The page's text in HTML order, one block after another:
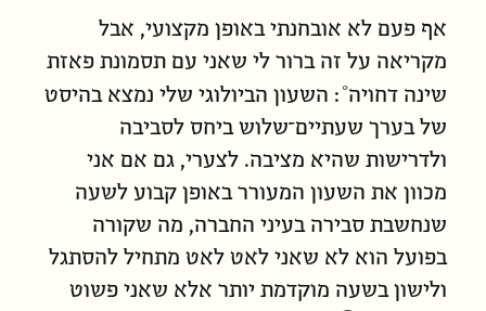
אף פעם לא אובחנתי באופן מקצועי, אבל
מקריאה על זה ברור לי שאני עם תסמונת פאזת
שינה דחויה : השעון הביולוגי שלי נמצא בהיסט
של בערך שעתיים־שלוש ביחס לסביבה
ולדרישות שהיא מציבה. לצערי, גם אם אני
מכוון את השעון המעורר באופן קבוע לשעה
שנחשבת סבירה בעיני החברה, מה שקורה
בפועל הוא לא שאני לאט לאט מתחיל להסתגל
ולישון בשעה מוקדמת יותר אלא שאני פשוט